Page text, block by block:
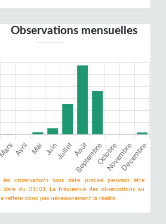
Observations mensuelles
les observations sans date précise peuvent être
date du 01/01. La fréquence des observations au
reflète donc pas nécessairement la réalité.